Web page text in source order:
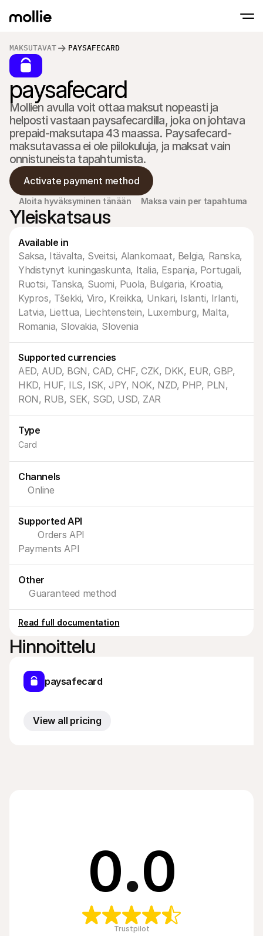
MAKSUTAVAT PAYSAFECARD
paysafecard
Mollien avulla voit ottaa maksut nopeasti ja
helposti vastaan paysafecardilla, joka on johtava
prepaid-maksutapa 43 maassa. Paysafecard-
maksutavassa ei ole piilokuluja, ja maksat vain
onnistuneista tapahtumista.
Activate payment method
Aloita hyväksyminen tänään Maksa vain per tapahtuma
Yleiskatsaus
Available in
Saksa, Itävalta, Sveitsi, Alankomaat, Belgia, Ranska,
Yhdistynyt kuningaskunta, Italia, Espanja, Portugali,
Ruotsi, Tanska, Suomi, Puola, Bulgaria, Kroatia,
Kypros, Tšekki, Viro, Kreikka, Unkari, Islanti, Irlanti,
Latvia, Liettua, Liechtenstein, Luxemburg, Malta,
Romania, Slovakia, Slovenia
Supported currencies
AED, AUD, BGN, CAD, CHF, CZK, DKK, EUR, GBP,
HKD, HUF, ILS, ISK, JPY, NOK, NZD, PHP, PLN,
RON, RUB, SEK, SGD, USD, ZAR
Type
Card
Channels
Online
Supported API
Orders API
Payments API
Other
Guaranteed method
Read full documentation
Hinnoittelu
paysafecard
View all pricing
0.0
Trustpilot
Tap to Pay iPhonella
Hyväksy lähimaksut suoraan iPhonellasi
Lue lisää Hyväksy ja hallinnoi
Fyysiset maksut
Ota maksuja vastaan
maksupäätteiden ja
avulla
Kassa
Hyväksyntä & Riski
Yhteistyökumppanit
Tutustu Agency Partner Program -ohjelmaamme
Kehittäjien portaali
Tutustu kehittäjäresursseihin ja päivityksiin
Kirjastot
Integroi Mollie käyttävalmiisiin kirjastoihin
Discord-yhteisö
Hinnoittelu
Katso hinnastomme
Meistä
Tutustu tarinaamme ja arvoihimme
Uutiset
Lue uusimmat Mollie-uutiset
Urat
Ota yhteyttä
Ostajille
Selvitä, miksi Mollie näkyy tiliotteessasi
Mollie-asiakkaille
Tutustu, kuinka voimme auttaa yritystäsi